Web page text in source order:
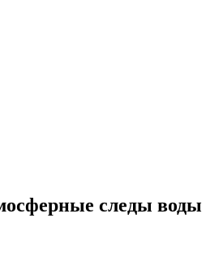
следы воды